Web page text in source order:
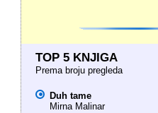
TOP 5 KNJIGA
Prema broju pregleda
Duh tame
Mirna Malinar